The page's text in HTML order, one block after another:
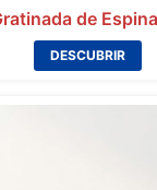
de
DESCUBRIR